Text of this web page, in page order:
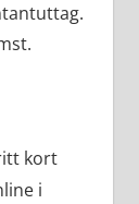
kort
i